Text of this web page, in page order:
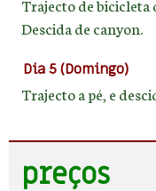
Trajecto de bicicleta
Descida de canyon.
Dia 5 (Domingo)
Trajecto a pé, e
preços